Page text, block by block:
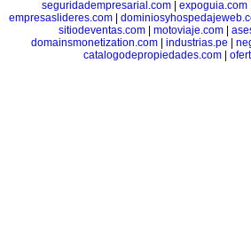
seguridadempresarial.com
expoguia.com
empresaslideres.com|
sitiodeventas.com
motoviaje.com
domainsmonetization.com| industrias.pe
catalogodepropiedades.com